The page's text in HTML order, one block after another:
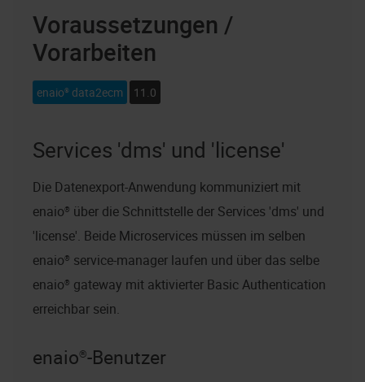
Voraussetzungen /
Vorarbeiten
enaio® data2ecm 11.0
Services 'dms' und 'license'
Die Datenexport-Anwendung kommuniziert mit
enaio® über die Schnittstelle der Services 'dms' und
'license'. Beide Microservices müssen im selben
enaio® service-manager laufen und über das selbe
enaio® gateway mit aktivierter Basic Authentication
erreichbar sein.
enaio®-Benutzer